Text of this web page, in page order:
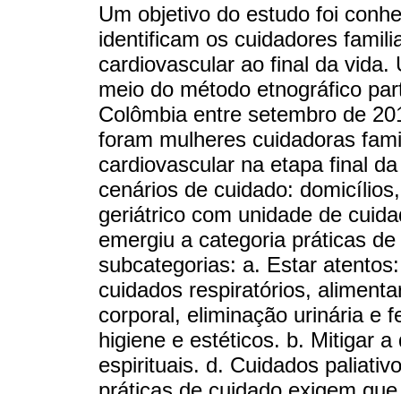
Um objetivo do estudo foi
identificam os cuidadores
cardiovascular ao final da
meio do método etnográfico
Colômbia entre setembro de
foram mulheres cuidadoras
cardiovascular na etapa final
cenários de cuidado:
geriátrico com unidade de
emergiu a categoria práticas
subcategorias: a. Estar
cuidados respiratórios,
corporal, eliminação urinária e
higiene e estéticos. b. Mitigar
espirituais. d. Cuidados